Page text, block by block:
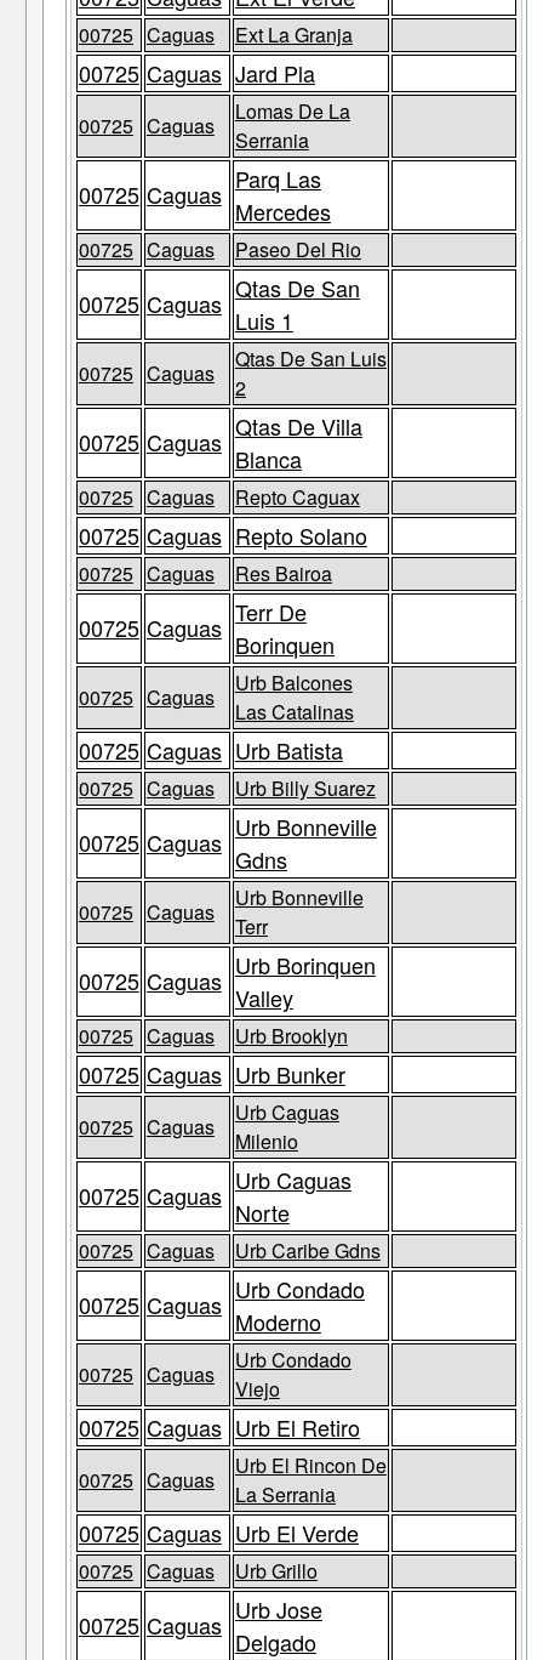
00725 Caguas Ext La Granja
00725 Caguas Jard Pla
00725 Caguas
Lomas De La
Serrania
00725 Caguas Parq Las
Mercedes
00725 Caguas Paseo Del Rio
00725 Caguas Qtas De San
Luis 1
00725 Caguas
Qtas De San Luis
2
00725 Caguas Qtas De Villa
Blanca
00725 Caguas Repto Caguax
00725 Caguas Repto Solano
00725 Caguas Res Bairoa
00725 Caguas Terr De
Borinquen
00725 Caguas
Urb Balcones
Las Catalinas
00725 Caguas Urb Batista
00725 Caguas Urb Billy Suarez
00725 Caguas Urb Bonneville
Gdns
00725 Caguas
Urb Bonneville
Terr
00725 Caguas Urb Borinquen
Valley
00725 Caguas Urb Brooklyn
00725 Caguas Urb Bunker
00725 Caguas
Urb Caguas
Milenio
00725 Caguas Urb Caguas
Norte
00725 Caguas Urb Caribe Gdns
00725 Caguas Urb Condado
Moderno
00725 Caguas
Urb Condado
Viejo
00725 Caguas Urb El Retiro
00725 Caguas
Urb El Rincon De
La Serrania
00725 Caguas Urb El Verde
00725 Caguas Urb Grillo
00725 Caguas Urb Jose
Delgado